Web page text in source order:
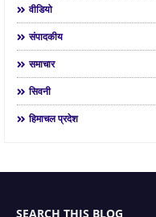
वीडियो
संपादकीय
समाचार
सिवनी
हिमाचल प्रदेश
SEARCH THIS BLOG